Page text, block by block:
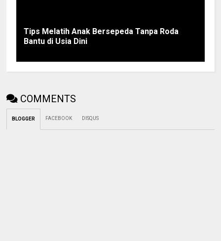
Tips Melatih Anak Bersepeda Tanpa Roda
Bantu di Usia Dini
COMMENTS
BLOGGER FACEBOOK DISQUS